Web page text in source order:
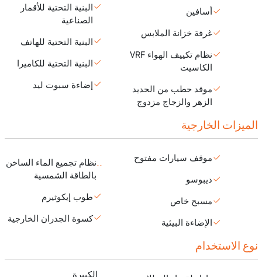
أسافين
غرفة خزانة الملابس
نظام تكييف الهواء VRF
الكاسيت
موقد حطب من الحديد
الزهر والزجاج مزدوج
البنية التحتية للأقمار
الصناعية
البنية التحتية للهاتف
البنية التحتية للكاميرا
إضاءة سبوت ليد
الميزات الخارجية
موقف سيارات مفتوح
ديبوسو
مسبح خاص
الإضاءة البيئية
نظام تجميع الماء الساخن
بالطاقة الشمسية
طوب إيكوثيرم
كسوة الجدران الخارجية
نوع الاستخدام
الكبيرة